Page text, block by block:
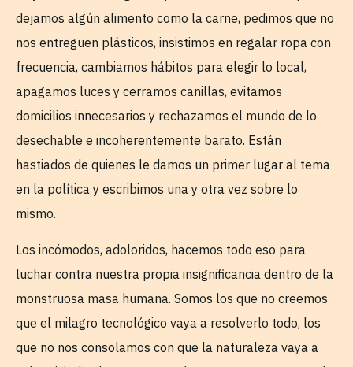
dejamos algún alimento como la carne, pedimos que no
nos entreguen plásticos, insistimos en regalar ropa con
frecuencia, cambiamos hábitos para elegir lo local,
apagamos luces y cerramos canillas, evitamos
domicilios innecesarios y rechazamos el mundo de lo
desechable e incoherentemente barato. Están
hastiados de quienes le damos un primer lugar al tema
en la política y escribimos una y otra vez sobre lo
mismo.
Los incómodos, adoloridos, hacemos todo eso para
luchar contra nuestra propia insignificancia dentro de la
monstruosa masa humana. Somos los que no creemos
que el milagro tecnológico vaya a resolverlo todo, los
que no nos consolamos con que la naturaleza vaya a